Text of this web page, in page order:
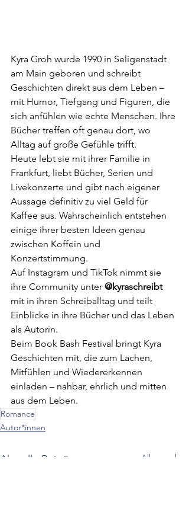
Kyra Groh wurde 1990 in Seligenstadt
am Main geboren und schreibt
Geschichten direkt aus dem Leben –
mit Humor, Tiefgang und Figuren, die
sich anfühlen wie echte Menschen. Ihre
Bücher treffen oft genau dort, wo
Alltag auf große Gefühle trifft.
Heute lebt sie mit ihrer Familie in
Frankfurt, liebt Bücher, Serien und
Livekonzerte und gibt nach eigener
Aussage definitiv zu viel Geld für
Kaffee aus. Wahrscheinlich entstehen
einige ihrer besten Ideen genau
zwischen Koffein und
Konzertstimmung.
Auf Instagram und TikTok nimmt sie
ihre Community unter @kyraschreibt
mit in ihren Schreiballtag und teilt
Einblicke in ihre Bücher und das Leben
als Autorin.
Beim Book Bash Festival bringt Kyra
Geschichten mit, die zum Lachen,
Mitfühlen und Wiedererkennen
einladen – nahbar, ehrlich und mitten
aus dem Leben.
Romance
Autor*innen
Aktuelle Beiträge Alle ansehen